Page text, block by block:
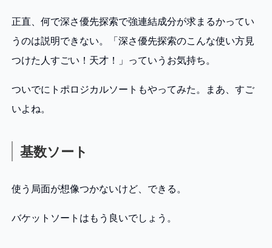
正直、何で深さ優先探索で強連結成分が求まるかってい
うのは説明できない。「深さ優先探索のこんな使い方見
つけた人すごい！天才！」っていうお気持ち。
ついでにトポロジカルソートもやってみた。まあ、すご
いよね。
基数ソート
使う局面が想像つかないけど、できる。
バケットソートはもう良いでしょう。